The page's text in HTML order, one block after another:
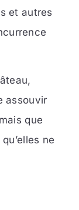
et autres
assouvir
que
ne